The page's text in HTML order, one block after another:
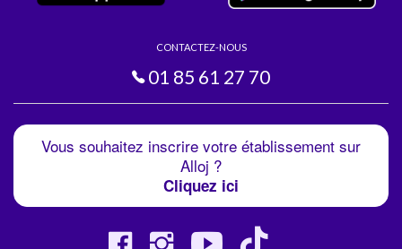
CONTACTEZ-NOUS
01 85 61 27 70
Vous souhaitez inscrire votre établissement sur
Alloj ?
Cliquez ici